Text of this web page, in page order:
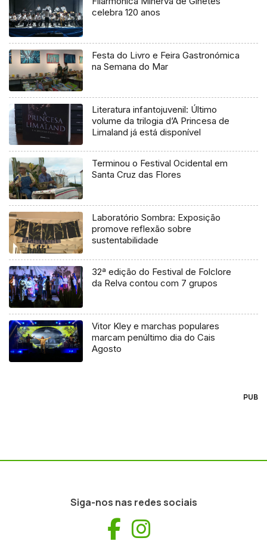
celebra 120 anos
Festa do Livro e Feira Gastronómica
na Semana do Mar
Literatura infantojuvenil: Último
volume da trilogia d’A Princesa de
Limaland já está disponível
Terminou o Festival Ocidental em
Santa Cruz das Flores
Laboratório Sombra: Exposição
promove reflexão sobre
sustentabilidade
32ª edição do Festival de Folclore
da Relva contou com 7 grupos
Vitor Kley e marchas populares
marcam penúltimo dia do Cais
Agosto
PUB
Siga-nos nas redes sociais
Facebook